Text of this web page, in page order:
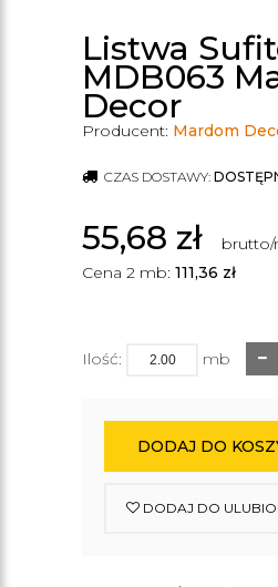
Listwa
MDB063
Decor
Producent: Mardom
CZAS DOSTAWY:
55,68 zł
Cena 2 mb: 111,36 zł
Ilość: mb
DODAJ DO
DODAJ DO